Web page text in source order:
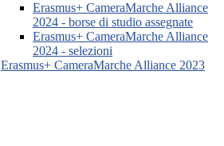
Erasmus+ CameraMarche Alliance
2024 - borse di studio assegnate
Erasmus+ CameraMarche Alliance
2024 - selezioni
Erasmus+ CameraMarche Alliance 2023